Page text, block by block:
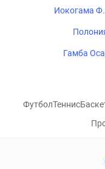
Иокогама
Гамба
ФутболТеннис